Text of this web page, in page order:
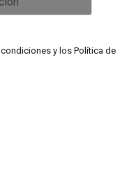
condicionesy los Política de